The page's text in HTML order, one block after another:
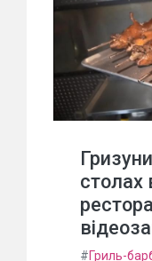
столах
#Гриль-